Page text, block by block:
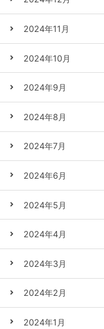
2024年11月
2024年10月
2024年9月
2024年8月
2024年7月
2024年6月
2024年5月
2024年4月
2024年3月
2024年2月
2024年1月